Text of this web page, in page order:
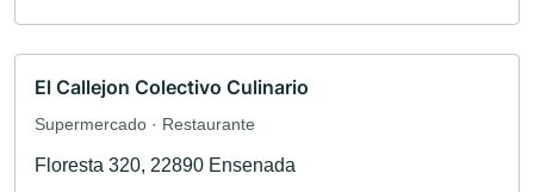
El Callejon Colectivo Culinario
Supermercado · Restaurante
Floresta 320, 22890 Ensenada